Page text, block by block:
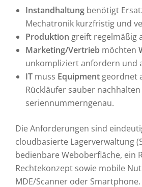
Instandhaltung benötigt
Mechatronik kurzfristig und
Produktion greift regelmäßig
Marketing/Vertrieb möchten
unkompliziert anfordern und
IT muss Equipment geordnet
Rückläufer sauber
seriennummerngenau.
Die Anforderungen sind
cloudbasierte Lagerverwaltung
bedienbare Weboberfläche, ein
Rechtekonzept sowie mobile
MDE/Scanner oder